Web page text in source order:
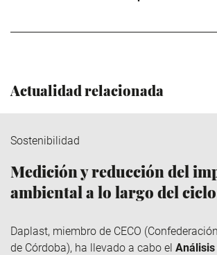
Actualidad relacionada
Sostenibilidad
Medición y reducción del
ambiental a lo largo del
Daplast, miembro de CECO
de Córdoba), ha llevado a cabo el Análisis